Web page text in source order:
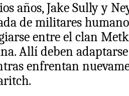
años, Jake Sully y
de militares
entre el clan
Allí deben
enfrentan